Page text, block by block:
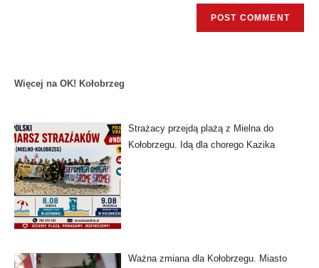
Więcej na OK! Kołobrzeg
Strażacy przejdą plażą z Mielna do
Kołobrzegu. Idą dla chorego Kazika
Ważna zmiana dla Kołobrzegu. Miasto